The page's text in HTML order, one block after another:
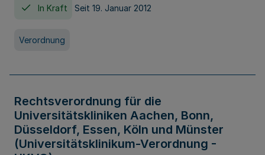
In Kraft Seit 19. Januar 2012
Verordnung
Rechtsverordnung für die
Universitätskliniken Aachen, Bonn,
Düsseldorf, Essen, Köln und Münster
(Universitätsklinikum-Verordnung -